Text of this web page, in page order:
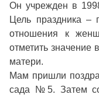
Он учрежден в
Цель праздника –
отношения к
отметить значение
матери.
Мам пришли
сада №5. Затем